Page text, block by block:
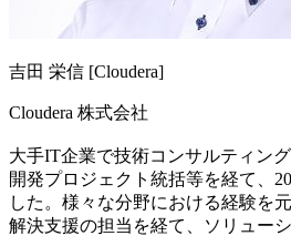
吉田 栄信 [Cloudera]
Cloudera 株式会社
大手IT企業で技術コンサルティン
開発プロジェクト統括等を経て、
した。様々な分野における経験を
解決支援の担当を経て、ソリュー